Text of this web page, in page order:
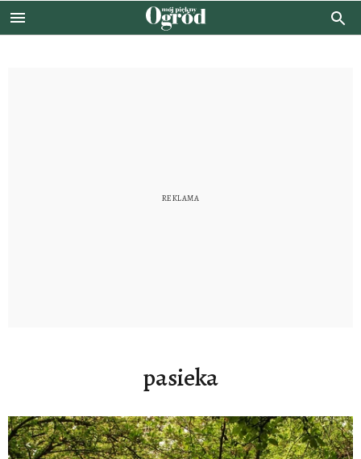
pasieka